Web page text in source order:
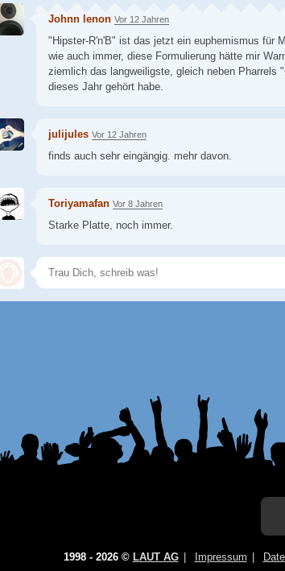
Johnn lenon Vor 12 Jahren
"Hipster-R'n'B" ist das jetzt ein euphemismus für
wie auch immer, diese Formulierung hätte mir
ziemlich das langweiligste, gleich neben Pharrels
dieses Jahr gehört habe.
julijules Vor 12 Jahren
finds auch sehr eingängig. mehr davon.
Toriyamafan Vor 8 Jahren
Starke Platte, noch immer.
1998 - 2026 © LAUT AG Impressum